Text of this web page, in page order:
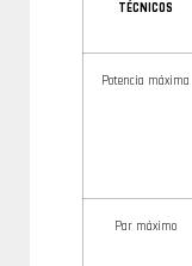
TÉCNICOS
Potencia máxima
Par máximo